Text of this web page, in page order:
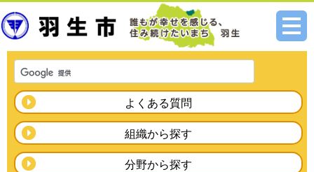
メニ
よくある質問
組織から探す
分野から探す